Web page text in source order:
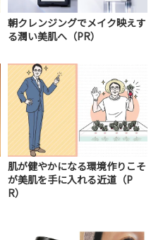
朝クレンジングでメイク映えす
る潤い美肌へ（PR）
肌が健やかになる環境作りこそ
が美肌を手に入れる近道（P
R）